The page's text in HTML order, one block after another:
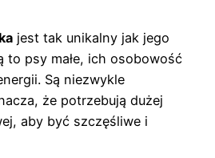
jest tak unikalny jak jego
to psy małe, ich osobowość
Są niezwykle
że potrzebują dużej
aby być szczęśliwe i